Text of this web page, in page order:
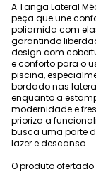
A Tanga Lateral
peça que une
poliamida com
garantindo
design com
e conforto para o
piscina,
bordado nas
enquanto a
modernidade e
prioriza a
busca uma parte
lazer e descanso.
O produto